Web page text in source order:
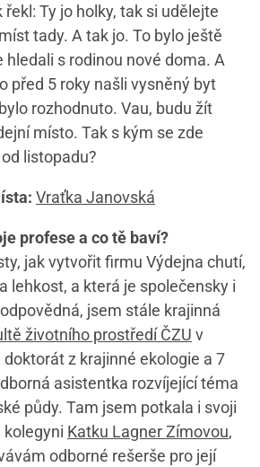
Ty jo holky, tak si udělejte
tady. A tak jo. To bylo ještě
hledali s rodinou nové doma. A
před 5 roky našli vysněný byt
rozhodnuto. Vau, budu žít
místo. Tak s kým se zde
listopadu?
Vraťka Janovská
profese a co tě baví?
jak vytvořit firmu Výdejna chutí,
lehkost, a která je společensky i
jsem stále krajinná
životního prostředí ČZU v
z krajinné ekologie a 7
asistentka rozvíjející téma
půdy. Tam jsem potkala i svoji
kolegyni Katku Lagner Zímovou,
odborné rešerše pro její